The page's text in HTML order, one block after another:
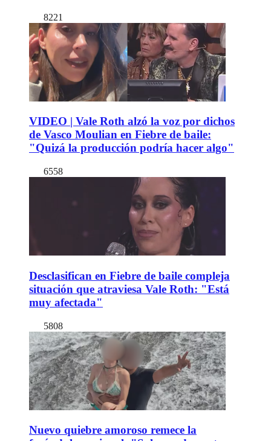
8221
VIDEO | Vale Roth alzó la voz por dichos
de Vasco Moulian en Fiebre de baile:
"Quizá la producción podría hacer algo"
6558
Desclasifican en Fiebre de baile compleja
situación que atraviesa Vale Roth: "Está
muy afectada"
5808
Nuevo quiebre amoroso remece la